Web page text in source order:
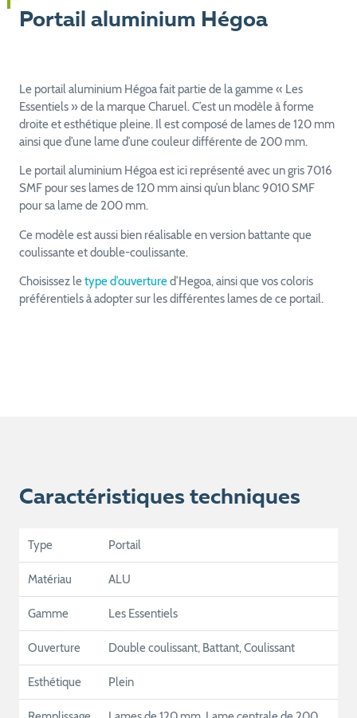
Portail aluminium Hégoa
Le portail aluminium Hégoa fait partie de la gamme « Les
Essentiels » de la marque Charuel. C’est un modèle à forme
droite et esthétique pleine. Il est composé de lames de 120 mm
ainsi que d’une lame d’une couleur différente de 200 mm.
Le portail aluminium Hégoa est ici représenté avec un gris 7016
SMF pour ses lames de 120 mm ainsi qu’un blanc 9010 SMF
pour sa lame de 200 mm.
Ce modèle est aussi bien réalisable en version battante que
coulissante et double-coulissante.
Choisissez letype d’ouvertured’Hegoa, ainsi que vos coloris
préférentiels à adopter sur les différentes lames de ce portail.
Caractéristiques techniques
Type Portail
Matériau ALU
Gamme Les Essentiels
Ouverture Double coulissant, Battant, Coulissant
Esthétique Plein